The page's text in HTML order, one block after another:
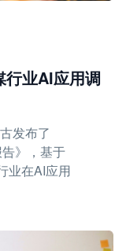
行业AI应用调
发布了
》，基于
业在AI应用